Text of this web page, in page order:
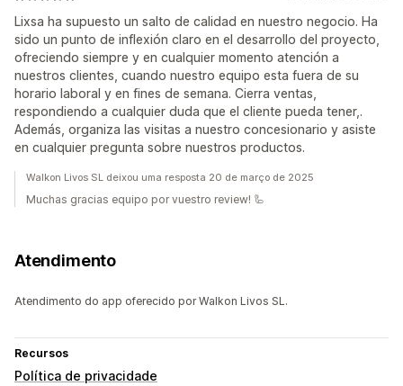
Lixsa ha supuesto un salto de calidad en nuestro negocio. Ha
sido un punto de inflexión claro en el desarrollo del proyecto,
ofreciendo siempre y en cualquier momento atención a
nuestros clientes, cuando nuestro equipo esta fuera de su
horario laboral y en fines de semana. Cierra ventas,
respondiendo a cualquier duda que el cliente pueda tener,.
Además, organiza las visitas a nuestro concesionario y asiste
en cualquier pregunta sobre nuestros productos.
Walkon Livos SL deixou uma resposta 20 de março de 2025
Muchas gracias equipo por vuestro review! 🦾
Atendimento
Atendimento do app oferecido por Walkon Livos SL.
Recursos
Política de privacidade